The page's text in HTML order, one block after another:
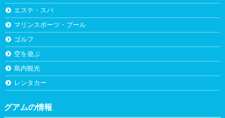
エステ・スパ
マリンスポーツ・プール
ゴルフ
空を遊ぶ
島内観光
レンタカー
グアムの情報